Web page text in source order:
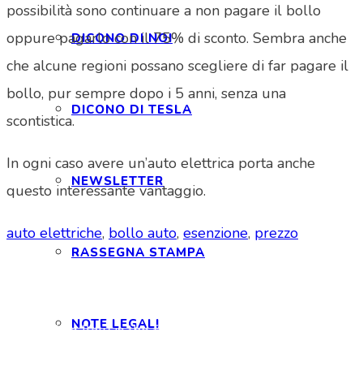
DICONO DI NOI
DICONO DI TESLA
NEWSLETTER
RASSEGNA STAMPA
NOTE LEGALI
possibilità sono continuare a non pagare il bollo
oppure pagarlo con il 75% di sconto. Sembra anche
che alcune regioni possano scegliere di far pagare il
bollo, pur sempre dopo i 5 anni, senza una
scontistica.
In ogni caso avere un’auto elettrica porta anche
questo interessante vantaggio.
auto elettriche, bollo auto, esenzione, prezzo
Tesla Club Italy is the first Tesla club in Italy